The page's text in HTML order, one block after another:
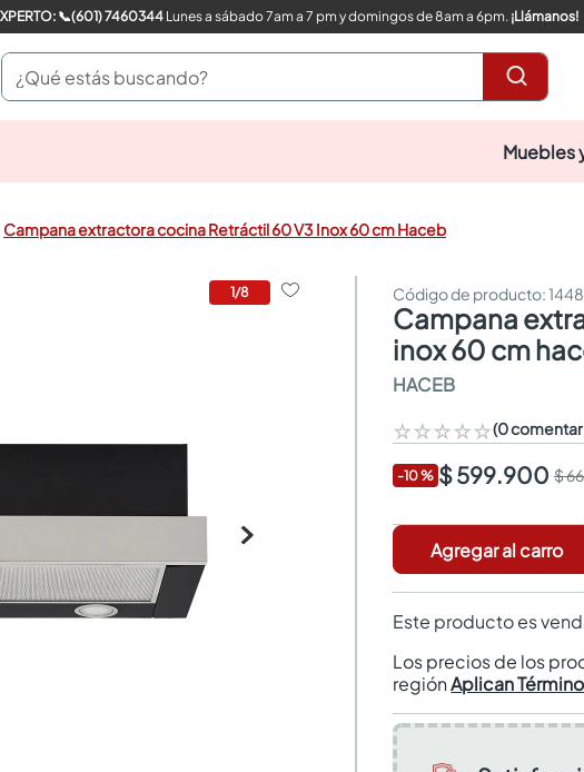
COMPRA CON UN EXPERTO: 📞(601) 7460344Lunes a sábado 7am a 7 pm y domingos de 8am a 6pm. ¡Llámanos!
¿Qué estás buscando?
Muebles
Campana extractora cocina Retráctil 60 V3 Inox 60 cm Haceb
1/8 :
campana extractora cocina retráctil 60 v3
inox 60 cm
HACEB
☆☆☆☆☆(0
-10% $ 599.900 $
Agregar al carro
Este producto es
Los precios de los
regiónAplican
closet
sanitarios